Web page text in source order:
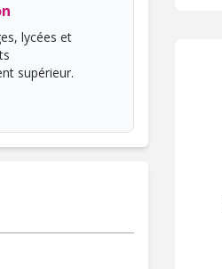
lycées et
supérieur.